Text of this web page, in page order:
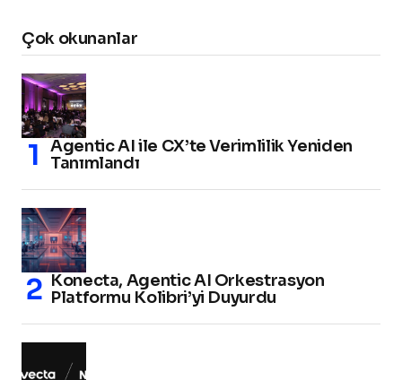
Çok okunanlar
Agentic AI ile CX’te Verimlilik Yeniden
Tanımlandı
Konecta, Agentic AI Orkestrasyon
Platformu Kolibri’yi Duyurdu